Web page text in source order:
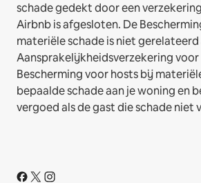
schade gedekt door een
Airbnb is afgesloten. De
materiële schade is niet gerelateerd
Aansprakelijkheidsverzekering
Bescherming voor hosts bij
bepaalde schade aan je woning en
vergoed als de gast die schade niet